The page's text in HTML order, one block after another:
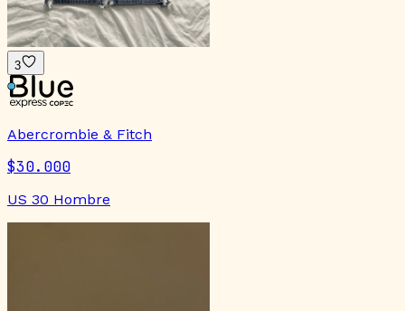
3
Abercrombie & Fitch
$30.000
US 30 Hombre